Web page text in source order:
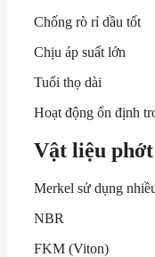
Chống rò rỉ dầu tốt
Chịu áp suất lớn
Tuổi thọ dài
Hoạt động ổn định
Vật liệu
Merkel sử dụng
NBR
FKM (Viton)